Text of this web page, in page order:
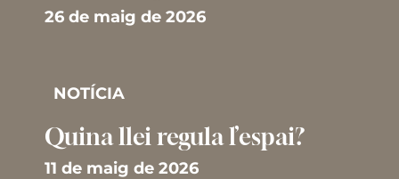
26 de maig de 2026
NOTÍCIA
Quina llei regula l’espai?
11 de maig de 2026